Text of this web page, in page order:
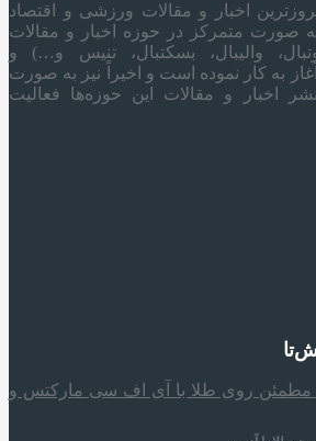
اخبار و مقالات ورزشی و اقتصاد
از سال 1395 به صورت متمرکز در حوزه اخبار و مقالات
والیبال، بسکتبال، تنیس و…) و
به کار نموده است و اخیراً نیز به صورت
اخبار و مقالات این حوزه‌ها فعالیت